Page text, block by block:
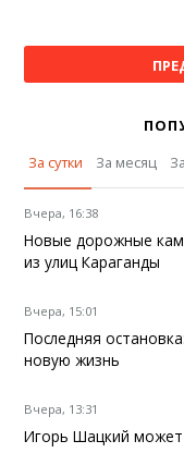
За сутки
За месяц
Вчера, 16:38
Новые дорожные
из улиц Караганды
Вчера, 15:01
Последняя
новую жизнь
Вчера, 13:31
Игорь Шацкий может